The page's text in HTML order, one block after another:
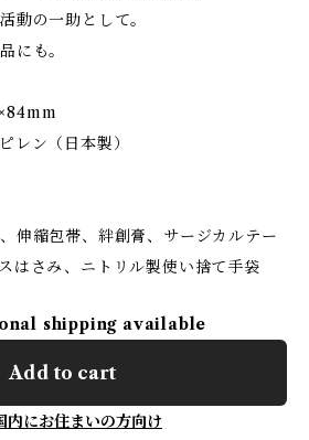
動の一助として。
にも。
レン（日本製）
伸縮包帯、絆創膏、サージカルテー
はさみ、ニトリル製使い捨て手袋
shipping available
Add to cart
内にお住まいの方向け